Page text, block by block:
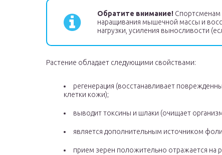
Обратите внимание! Спортсменам
наращивания мышечной массы и
нагрузки, усиления выносливости
Растение обладает следующими свойствами:
регенерация (восстанавливает
клетки кожи);
выводит токсины и шлаки (очищает
является дополнительным источником
прием зерен положительно отражается на